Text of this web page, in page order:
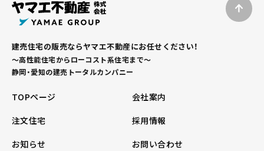
建売住宅の販売ならヤマエ不動産にお任せください！
～高性能住宅からローコスト系住宅まで～
静岡・愛知の建売トータルカンパニー
TOPページ
会社案内
注文住宅
採用情報
お知らせ
お問い合わせ